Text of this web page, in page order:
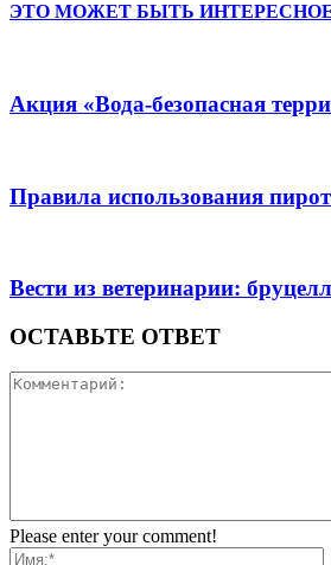
ЭТО МОЖЕТ БЫТЬ ИНТЕРЕСНО
Акция «Вода-безопасная
Правила использования
Вести из ветеринарии:
ОСТАВЬТЕ ОТВЕТ
Please enter your comment!